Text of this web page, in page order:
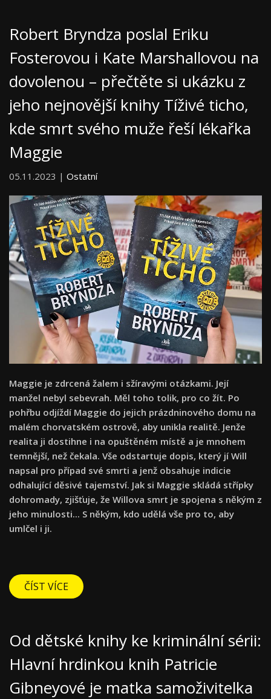
Robert Bryndza poslal Eriku
Fosterovou i Kate Marshallovou na
dovolenou – přečtěte si ukázku z
jeho nejnovější knihy Tíživé ticho,
kde smrt svého muže řeší lékařka
Maggie
05.11.2023 | Ostatní
Maggie je zdrcená žalem i sžíravými otázkami. Její
manžel nebyl sebevrah. Měl toho tolik, pro co žít. Po
pohřbu odjíždí Maggie do jejich prázdninového domu na
malém chorvatském ostrově, aby unikla realitě. Jenže
realita ji dostihne i na opuštěném místě a je mnohem
temnější, než čekala. Vše odstartuje dopis, který jí Will
napsal pro případ své smrti a jenž obsahuje indicie
odhalující děsivé tajemství. Jak si Maggie skládá střípky
dohromady, zjišťuje, že Willova smrt je spojena s někým z
jeho minulosti... S někým, kdo udělá vše pro to, aby
umlčel i ji.
ČÍST VÍCE
Od dětské knihy ke kriminální sérii:
Hlavní hrdinkou knih Patricie
Gibneyové je matka samoživitelka